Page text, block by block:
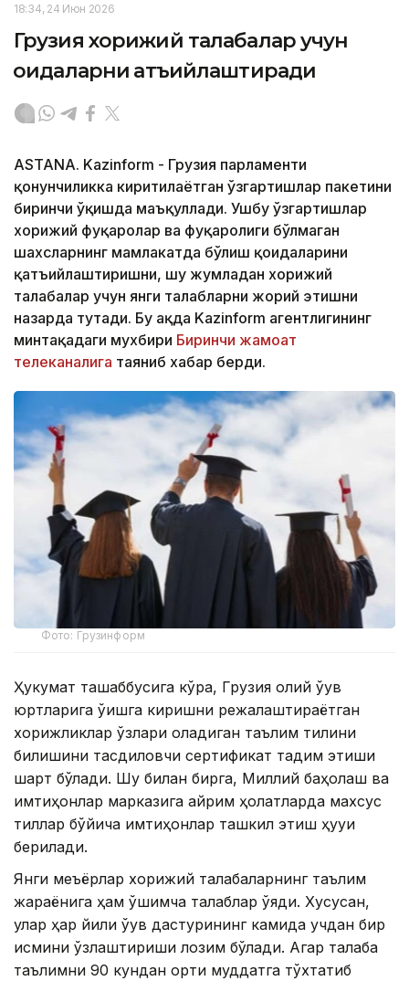
18:34, 24 Июн 2026
Грузия хорижий талабалар учун
қоидаларни қатъийлаштиради
ASTANA. Kazinform - Грузия парламенти
қонунчиликка киритилаётган ўзгартишлар пакетини
биринчи ўқишда маъқуллади. Ушбу ўзгартишлар
хорижий фуқаролар ва фуқаролиги бўлмаган
шахсларнинг мамлакатда бўлиш қоидаларини
қатъийлаштиришни, шу жумладан хорижий
талабалар учун янги талабларни жорий этишни
назарда тутади. Бу ҳақда Kazinform агентлигининг
минтақадаги мухбири Биринчи жамоат
телеканалига таяниб хабар берди.
Фото: Грузинформ
Ҳукумат ташаббусига кўра, Грузия олий ўқув
юртларига ўқишга киришни режалаштираётган
хорижликлар ўзлари оладиган таълим тилини
билишини тасдиқловчи сертификат тақдим этиши
шарт бўлади. Шу билан бирга, Миллий баҳолаш ва
имтиҳонлар марказига айрим ҳолатларда махсус
тиллар бўйича имтиҳонлар ташкил этиш ҳуқуқи
берилади.
Янги меъёрлар хорижий талабаларнинг таълим
жараёнига ҳам қўшимча талаблар қўяди. Хусусан,
улар ҳар йили ўқув дастурининг камида учдан бир
қисмини ўзлаштириши лозим бўлади. Агар талаба
таълимни 90 кундан ортиқ муддатга тўхтатиб